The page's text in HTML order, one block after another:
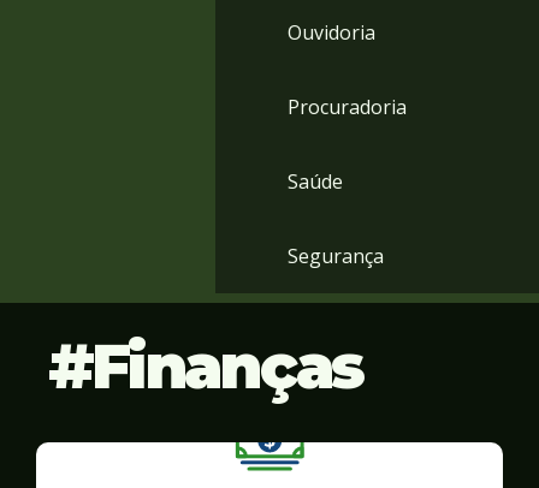
Ouvidoria
Procuradoria
Saúde
Segurança
Finanças